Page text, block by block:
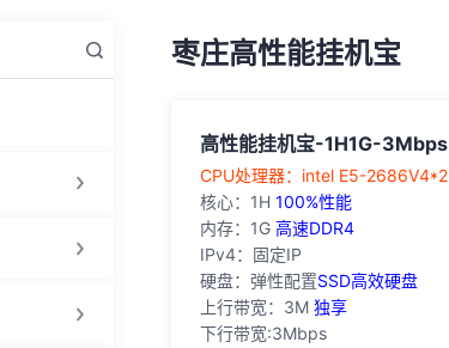
枣庄高性能挂机宝
高性能挂机宝-1H1G-3Mbps
‎CPU处理器：intel E5-2686V4*2
核心：1H 100%性能
内存：1G 高速DDR4
IPv4：固定IP
硬盘：弹性配置SSD高效硬盘
上行带宽：3M 独享
下行带宽:3Mbps